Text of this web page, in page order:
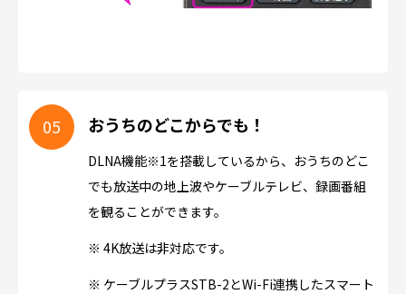
おうちのどこからでも！
DLNA機能※1を搭載しているから、おうちのどこ
でも放送中の地上波やケーブルテレビ、録画番組
を観ることができます。
※ 4K放送は非対応です。
※ ケーブルプラスSTB-2とWi-Fi連携したスマート